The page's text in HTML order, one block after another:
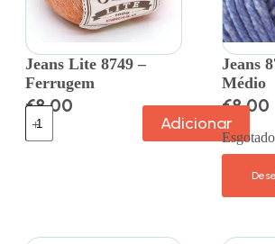
Jeans Lite 8749 –
Ferrugem
€8.00
Adicionar
Jeans
Médio
€8.00
Esgotado